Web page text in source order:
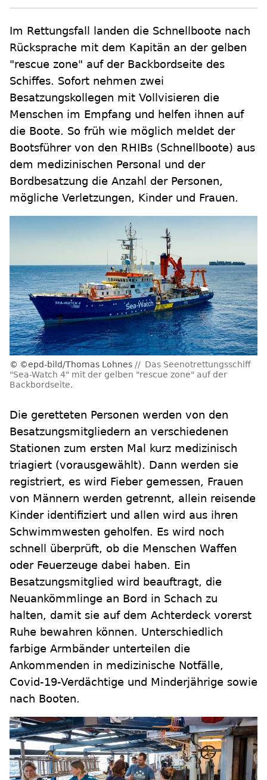
Im Rettungsfall landen die Schnellboote nach
Rücksprache mit dem Kapitän an der gelben
"rescue zone" auf der Backbordseite des
Schiffes. Sofort nehmen zwei
Besatzungskollegen mit Vollvisieren die
Menschen im Empfang und helfen ihnen auf
die Boote. So früh wie möglich meldet der
Bootsführer von den RHIBs (Schnellboote) aus
dem medizinischen Personal und der
Bordbesatzung die Anzahl der Personen,
mögliche Verletzungen, Kinder und Frauen.
©epd-bild/Thomas Lohnes
Das Seenotrettungsschiff
"Sea-Watch 4" mit der gelben "rescue zone" auf der
Backbordseite.
Die geretteten Personen werden von den
Besatzungsmitgliedern an verschiedenen
Stationen zum ersten Mal kurz medizinisch
triagiert (vorausgewählt). Dann werden sie
registriert, es wird Fieber gemessen, Frauen
von Männern werden getrennt, allein reisende
Kinder identifiziert und allen wird aus ihren
Schwimmwesten geholfen. Es wird noch
schnell überprüft, ob die Menschen Waffen
oder Feuerzeuge dabei haben. Ein
Besatzungsmitglied wird beauftragt, die
Neuankömmlinge an Bord in Schach zu
halten, damit sie auf dem Achterdeck vorerst
Ruhe bewahren können. Unterschiedlich
farbige Armbänder unterteilen die
Ankommenden in medizinische Notfälle,
Covid-19-Verdächtige und Minderjährige sowie
nach Booten.